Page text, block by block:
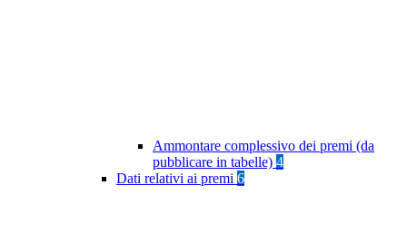
Ammontare complessivo dei premi (da
pubblicare in tabelle) 4
Dati relativi ai premi 6